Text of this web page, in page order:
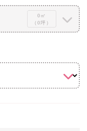
0㎡
（0坪）